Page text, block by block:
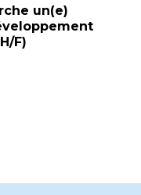
un(e)
F)